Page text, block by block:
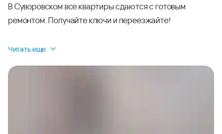
В Суворовском все квартиры сдаются с готовым
ремонтом. Получайте ключи и переезжайте!
Читать еще